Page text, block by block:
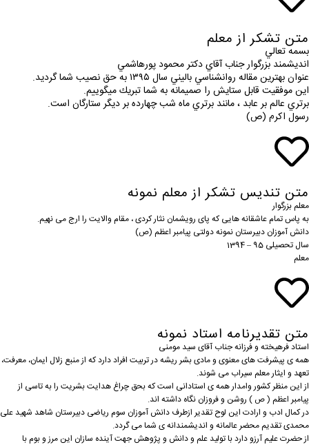
متن تشکر از معلم
بسمه تعالي
انديشمند بزرگوار جناب آقاي دكتر محمود پورهاشمي
عنوان بهترين مقاله روانشناسي باليني سال ١٣٩٥ به حق نصيب شما گرديد.
اين موفقيت قابل ستايش را صميمانه به شما تبريك ميگوييم.
برتري عالم بر عابد ، مانند برتري ماه شب چهارده بر ديگر ستارگان است.
رسول اكرم (ص)
متن تندیس تشکر از معلم نمونه
معلم بزرگوار
به پاس تمام عاشقانه هایی که پای رویشمان نثار کردی ، مقام والایت را ارج می نهیم.
دانش آموزان دبیرستان نمونه دولتی پیامبر اعظم (ص)
سال تحصیلی 95 – 1394
معلم
متن تقدیرنامه استاد نمونه
استاد فرهیخته و فرزانه جناب آقای سید مومنی
همه ی پیشرفت های معنوی و مادی بشر ریشه در تربیت افراد دارد که از منبع زلال ایمان، معرفت،
تعهد و ایثار معلم سیراب می شوند.
از این منظر کشور وامدار همه ی استادانی است که بحق چراغ هدایت بشریت را به تاسی از
پیامبر اعظم ( ص ) روشن و فروزان نگاه داشته اند.
در کمال ادب و ارادت این لوح تقدیر ازطرف دانش آموزان سوم ریاضی دبیرستان شاهد شهید علی
محمدی تقدیم محضر عالمانه و اندیشمندانه ی شما می گردد.
از حضرت علیم آرزو دارد با تولید علم و دانش و پژوهش جهت آینده سازان این مرز و بوم با